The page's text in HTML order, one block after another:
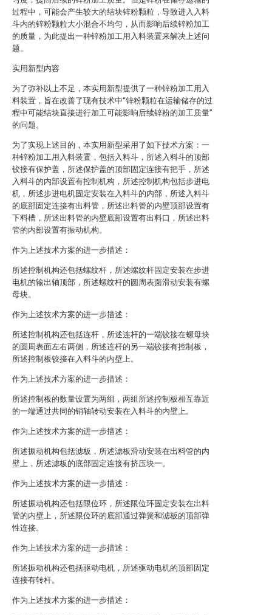
过程中，可能会产生较大的结块锌粉颗粒，导致进入入料
斗内的锌粉颗粒大小混合不均匀，从而影响后续锌粉加工
的质量，为此提出一种锌粉加工用入料装置来解决上述问
题。
实用新型内容
为了弥补以上不足，本实用新型提供了一种锌粉加工用入
料装置，旨在改善了现有技术中“锌粉颗粒在运输储存的过
程中可能结块直接进行加工可能影响后续锌粉的加工质量”
的问题。
为了实现上述目的，本实用新型采用了如下技术方案：一
种锌粉加工用入料装置，包括入料斗，所述入料斗的顶部
铰接有保护盖，所述保护盖的顶部固定连接有把手，所述
入料斗的内部设置有控制机构，所述控制机构包括步进电
机，所述步进电机固定安装在入料斗的内部，所述入料斗
的底部固定连接有出料管，所述出料管的内壁顶部设置有
下料槽，所述出料管的内壁底部设置有出料口，所述出料
管的内部设置有振动机构。
作为上述技术方案的进一步描述：
所述控制机构还包括螺纹杆，所述螺纹杆固定安装在步进
电机的输出轴顶部，所述螺纹杆的圆周表面滑动安装有螺
母块。
作为上述技术方案的进一步描述：
所述控制机构还包括连杆，所述连杆的一端铰接在螺母块
的圆周表面左右两侧，所述连杆的另一端铰接有控制板，
所述控制板铰接在入料斗的内壁上。
作为上述技术方案的进一步描述：
所述控制板的数量设置为两组，两组所述控制板相互靠近
的一端通过共同的销轴转动安装在入料斗的内壁上。
作为上述技术方案的进一步描述：
所述振动机构包括滤板，所述滤板滑动安装在出料管的内
壁上，所述滤板的底部固定连接有挤压块一。
作为上述技术方案的进一步描述：
所述振动机构还包括限位环，所述限位环固定安装在出料
管的内壁上，所述限位环的底部通过弹簧和滤板的顶部弹
性连接。
作为上述技术方案的进一步描述：
所述振动机构还包括驱动电机，所述驱动电机的顶部固定
连接有转杆。
作为上述技术方案的进一步描述：